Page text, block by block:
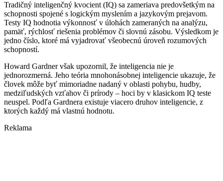
Tradičný inteligenčný kvocient (IQ) sa zameriava predovšetkým na
schopnosti spojené s logickým myslením a jazykovým prejavom.
Testy IQ hodnotia výkonnosť v úlohách zameraných na analýzu,
pamäť, rýchlosť riešenia problémov či slovnú zásobu. Výsledkom je
jedno číslo, ktoré má vyjadrovať všeobecnú úroveň rozumových
schopností.
Howard Gardner však upozornil, že inteligencia nie je
jednorozmerná. Jeho teória mnohonásobnej inteligencie ukazuje, že
človek môže byť mimoriadne nadaný v oblasti pohybu, hudby,
medziľudských vzťahov či prírody – hoci by v klasickom IQ teste
neuspel. Podľa Gardnera existuje viacero druhov inteligencie, z
ktorých každý má vlastnú hodnotu.
Reklama